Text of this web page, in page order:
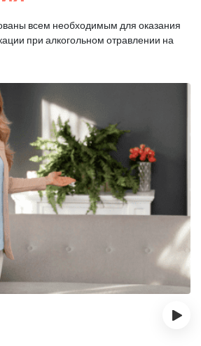
всем необходимым для оказания
при алкогольном отравлении на
›